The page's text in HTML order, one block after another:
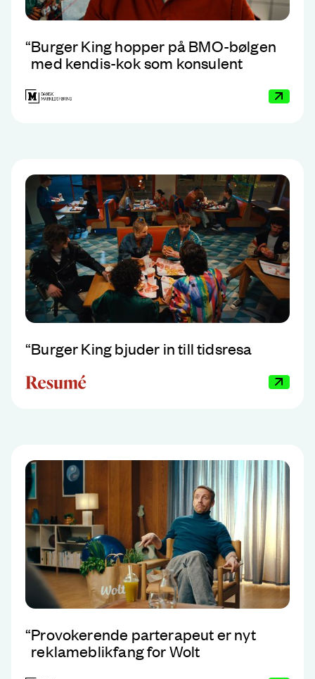
“Burger King hopper på BMO-bølgen
med kendis-kok som konsulent
“Burger King bjuder in till tidsresa
“Provokerende parterapeut er nyt
reklameblikfang for Wolt